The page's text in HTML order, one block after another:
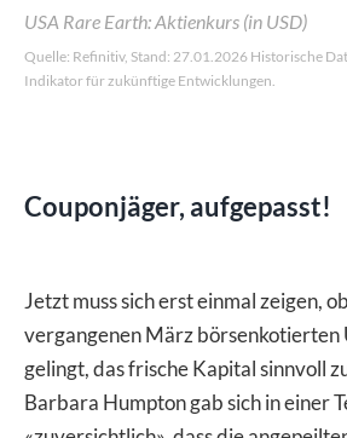
USA Rare Earth: Aktienkurs (in USD)
Quelle: Refinitiv, Stand: 27.01.2026 Historische
Indikator für zukünftige Entwicklungen.
Couponjäger, aufgepasst!
Jetzt muss sich erst einmal zeigen,
vergangenen März börsenkotierten
gelingt, das frische Kapital sinnvoll
Barbara Humpton gab sich in einer